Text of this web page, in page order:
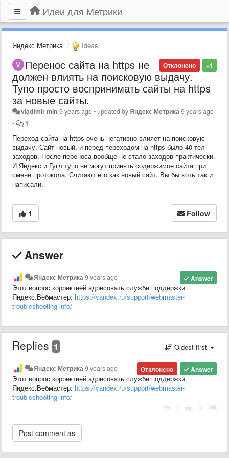
Идеи для Метрики
Яндекс Метрика Ideas
+1
Отклонено
Перенос сайта на https не
должен влиять на поисковую выдачу.
Тупо просто воспринимать сайты на https
за новые сайты.
vladimir min 9 years ago•updated byЯндекс Метрика 9 years ago
•
1
Переход сайта на https очень негативно влияет на поисковую
выдачу. Сайт новый, и перед переходом на https было 40 тел
заходов. После переноса вообще не стало заходов практически.
И Яндекс и Гугл тупо не могут принять содержимое сайта при
смене протокола. Считают его как новый сайт. Вы бы хоть так и
написали.
1 Follow
Answer
Answer
Яндекс Метрика 9 years ago
Этот вопрос корректней адресовать службе поддержки
Яндекс.Вебмастер: https://yandex.ru/support/webmaster-
troubleshooting-info/
Replies 1 Oldest first
Answer
Отклонено
Яндекс Метрика 9 years ago
Этот вопрос корректней адресовать службе поддержки
Яндекс.Вебмастер: https://yandex.ru/support/webmaster-
troubleshooting-info/